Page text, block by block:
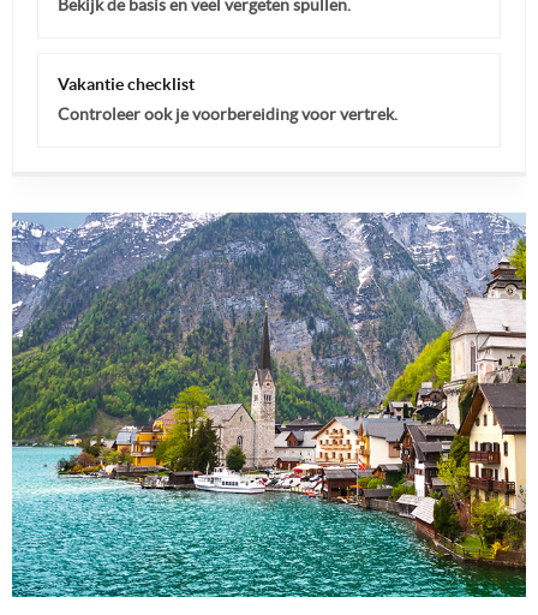
Bekijk de basis en veel vergeten spullen.
Vakantie checklist
Controleer ook je voorbereiding voor vertrek.